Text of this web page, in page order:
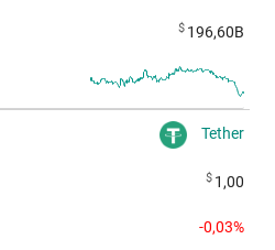
$ 196,60B
Tether
$ 1,00
-0,03%